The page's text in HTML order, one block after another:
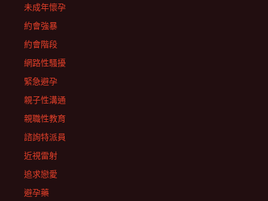
未成年懷孕
約會強暴
約會階段
網路性騷擾
緊急避孕
親子性溝通
親職性教育
諮詢特派員
近視雷射
追求戀愛
避孕藥